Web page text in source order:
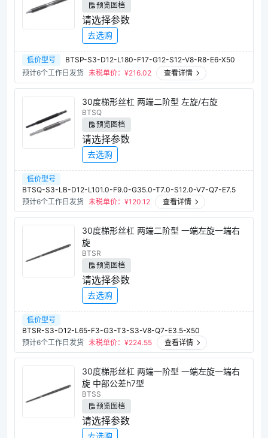
预览图档
请选择参数
去选购
低价型号
BTSP-S3-D12-L180-F17-G12-S12-V8-R8-E6-X50
预计6个工作日发货 未税单价：¥216.02 查看详情
30度梯形丝杠 两端二阶型 左旋/右旋
BTSQ
预览图档
请选择参数
去选购
低价型号
BTSQ-S3-LB-D12-L101.0-F9.0-G35.0-T7.0-S12.0-V7-Q7-E7.5
预计6个工作日发货 未税单价：¥120.12 查看详情
30度梯形丝杠 两端二阶型 一端左旋一端右
旋
BTSR
预览图档
请选择参数
去选购
低价型号
BTSR-S3-D12-L65-F3-G3-T3-S3-V8-Q7-E3.5-X50
预计6个工作日发货 未税单价：¥224.55 查看详情
30度梯形丝杠 两端一阶型 一端左旋一端右
旋 中部公差h7型
BTSS
预览图档
请选择参数
去选购